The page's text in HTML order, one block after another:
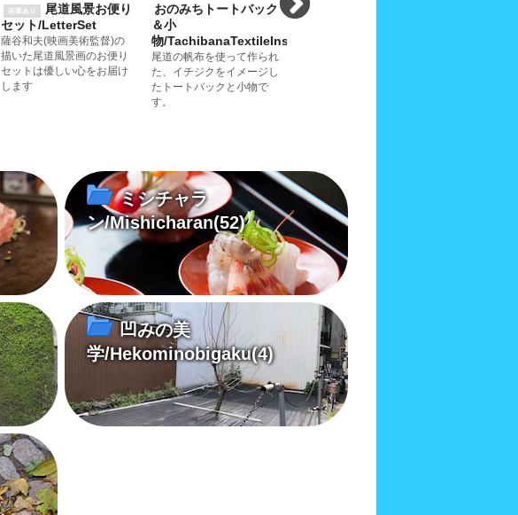
在庫あり
尾道風景お便り
セット/LetterSet
薩谷和夫(映画美術監督)の
描いた尾道風景画のお便り
セットは優しい心をお届け
します
おのみちトートバック
＆小
物/TachibanaTextileInstitute2
尾道の帆布を使って作られ
た、イチジクをイメージし
たトートバックと小物で
す。
おのみちトートバッ
ミシチャラ
ン/Mishicharan(52)
凹みの美
学/Hekominobigaku(4)